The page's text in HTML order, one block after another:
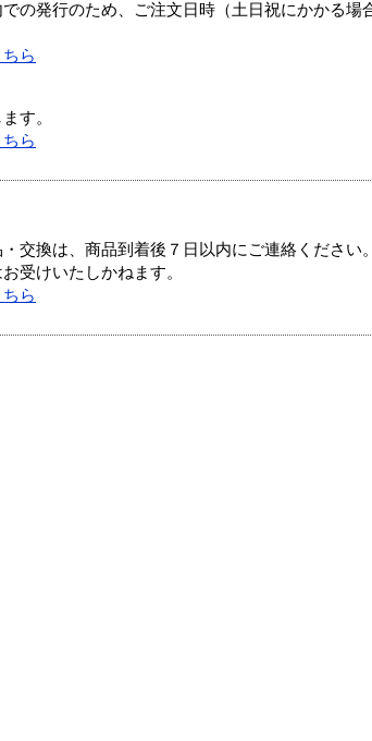
の発行のため、ご注文日時（土日祝にかかる
ら
す。
ら
交換は、商品到着後７日以内にご連絡くださ
受けいたしかねます。
ら